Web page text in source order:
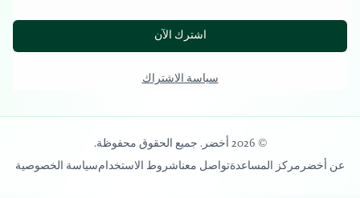
اشترك الآن
سياسة الاشتراك
© 2026 أخضر. جميع الحقوق محفوظة.
عن أخضرمركز المساعدةتواصل معناشروط الاستخدامسياسة الخصوصية